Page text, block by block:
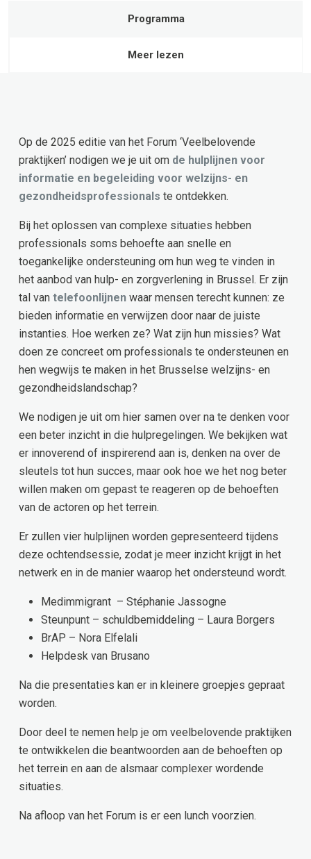
Programma
Meer lezen
Op de 2025 editie van het Forum ‘Veelbelovende
praktijken’ nodigen we je uit om de hulplijnen voor
informatie en begeleiding voor welzijns- en
gezondheidsprofessionals te ontdekken.
Bij het oplossen van complexe situaties hebben
professionals soms behoefte aan snelle en
toegankelijke ondersteuning om hun weg te vinden in
het aanbod van hulp- en zorgverlening in Brussel. Er zijn
tal van telefoonlijnen waar mensen terecht kunnen: ze
bieden informatie en verwijzen door naar de juiste
instanties. Hoe werken ze? Wat zijn hun missies? Wat
doen ze concreet om professionals te ondersteunen en
hen wegwijs te maken in het Brusselse welzijns- en
gezondheidslandschap?
We nodigen je uit om hier samen over na te denken voor
een beter inzicht in die hulpregelingen. We bekijken wat
er innoverend of inspirerend aan is, denken na over de
sleutels tot hun succes, maar ook hoe we het nog beter
willen maken om gepast te reageren op de behoeften
van de actoren op het terrein.
Er zullen vier hulplijnen worden gepresenteerd tijdens
deze ochtendsessie, zodat je meer inzicht krijgt in het
netwerk en in de manier waarop het ondersteund wordt.
Medimmigrant – Stéphanie Jassogne
Steunpunt – schuldbemiddeling – Laura Borgers
BrAP – Nora Elfelali
Helpdesk van Brusano
Na die presentaties kan er in kleinere groepjes gepraat
worden.
Door deel te nemen help je om veelbelovende praktijken
te ontwikkelen die beantwoorden aan de behoeften op
het terrein en aan de alsmaar complexer wordende
situaties.
Na afloop van het Forum is er een lunch voorzien.